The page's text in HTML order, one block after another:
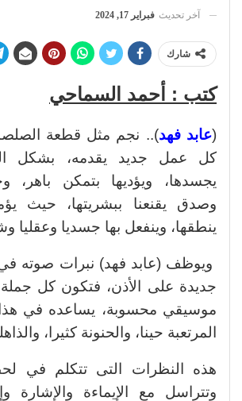
آخر تحديث فبراير 17, 2024
شارك
كتب : أحمد السماحي
(عابد فهد).. نجم مثل قطعة
كل عمل جديد يقدمه، بشكل
يجسدها، ويؤديها بتمكن باهر،
وصدق يقنعنا ببشريتها، حيث
ينطقها، وينفعل بها جسديا وعقليا
ويوظف (عابد فهد) نبرات صوته
جديدة على الأذن، فتكون كل جملة
موسيقي محسوبة، يساعده في
المرتعبة حينا، والحنونة كثيرا،
هذه النظرات التى تتكلم في
وتتراسل مع الإيماءة والإشارة